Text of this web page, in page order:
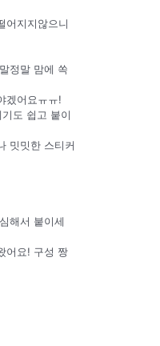
어지지않으니
정말 맘에 쏙
겠어요ㅠㅠ!
도 쉽고 붙이
밋밋한 스티커
해서 붙이세
어요! 구성 짱